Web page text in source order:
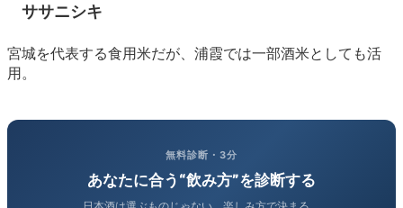
ササニシキ
宮城を代表する食用米だが、浦霞では一部酒米としても活
用。
無料診断・3分
あなたに合う“飲み方”を診断する